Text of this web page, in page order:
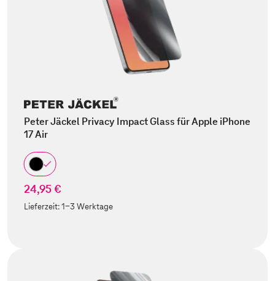
Peter Jäckel Privacy Impact Glass für Apple iPhone
17 Air
24,95 €
Lieferzeit:1-3 Werktage